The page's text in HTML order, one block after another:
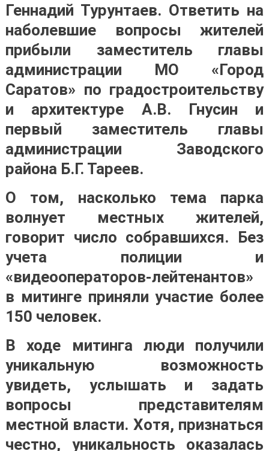
Геннадий Турунтаев. Ответить на
наболевшие вопросы жителей
прибыли заместитель главы
администрации МО «Город
Саратов» по градостроительству
и архитектуре А.В. Гнусин и
первый заместитель главы
администрации Заводского
района Б.Г. Тареев.
О том, насколько тема парка
волнует местных жителей,
говорит число собравшихся. Без
учета полиции и
«видеооператоров-лейтенантов»
в митинге приняли участие более
150 человек.
В ходе митинга люди получили
уникальную возможность
увидеть, услышать и задать
вопросы представителям
местной власти. Хотя, признаться
честно, уникальность оказалась